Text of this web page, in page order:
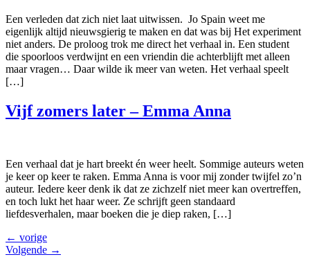
Een verleden dat zich niet laat uitwissen. Jo Spain weet me
eigenlijk altijd nieuwsgierig te maken en dat was bij Het experiment
niet anders. De proloog trok me direct het verhaal in. Een student
die spoorloos verdwijnt en een vriendin die achterblijft met alleen
maar vragen… Daar wilde ik meer van weten. Het verhaal speelt
[…]
Vijf zomers later – Emma Anna
Een verhaal dat je hart breekt én weer heelt. Sommige auteurs weten
je keer op keer te raken. Emma Anna is voor mij zonder twijfel zo’n
auteur. Iedere keer denk ik dat ze zichzelf niet meer kan overtreffen,
en toch lukt het haar weer. Ze schrijft geen standaard
liefdesverhalen, maar boeken die je diep raken, […]
← vorige
Volgende →